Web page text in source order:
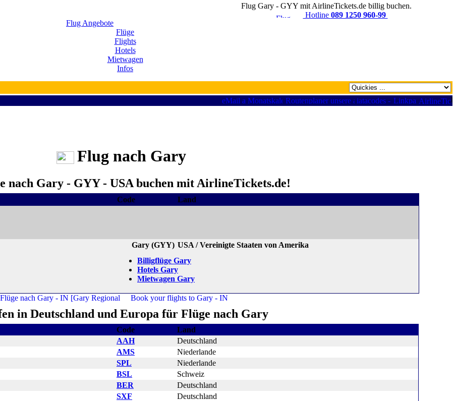
Flug Gary - GYY mit AirlineTickets.de billig buchen.
Hotline 089 1250 960-99
Flug Angebote
Flüge
Flights
Hotels
Mietwagen
Infos
Flug nach Gary
nach Gary - GYY - USA buchen mit AirlineTickets.de!
Code Land
Gary (GYY) USA / Vereinigte Staaten von Amerika
Billigflüge Gary
Hotels Gary
Mietwagen Gary
in Deutschland und Europa für Flüge nach Gary
Code
Land
AAH
Deutschland
AMS
Niederlande
SPL
Niederlande
BSL
Schweiz
BER
Deutschland
SXF
Deutschland